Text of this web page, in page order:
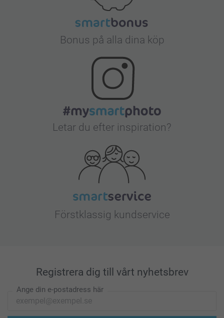
Bonus på alla dina köp
Letar du efter inspiration?
Förstklassig kundservice
Registrera dig till vårt nyhetsbrev
Ange din e-postadress här